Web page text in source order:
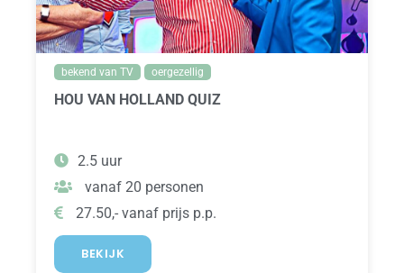
bekend van TV oergezellig
HOU VAN HOLLAND QUIZ
2.5 uur
vanaf 20 personen
27.50,- vanaf prijs p.p.
BEKIJK